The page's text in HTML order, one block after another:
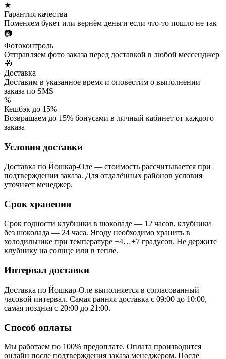
★
Гарантия качества
Поменяем букет или вернём деньги если что-то пошло не так
📷
Фотоконтроль
Отправляем фото заказа перед доставкой в любой мессенджер
🎁
Доставка
Доставим в указанное время и оповестим о выполнении
заказа по SMS
%
Кешбэк до 15%
Возвращаем до 15% бонусами в личный кабинет от каждого
заказа
Условия доставки
Доставка по Йошкар-Оле — стоимость рассчитывается при
подтверждении заказа. Для отдалённых районов условия
уточняет менеджер.
Срок хранения
Срок годности клубники в шоколаде — 12 часов, клубники
без шоколада — 24 часа. Ягоду необходимо хранить в
холодильнике при температуре +4…+7 градусов. Не держите
клубнику на солнце или в тепле.
Интервал доставки
Доставка по Йошкар-Оле выполняется в согласованный
часовой интервал. Самая ранняя доставка с 09:00 до 10:00,
самая поздняя с 20:00 до 21:00.
Способ оплаты
Мы работаем по 100% предоплате. Оплата производится
онлайн после подтверждения заказа менеджером. После